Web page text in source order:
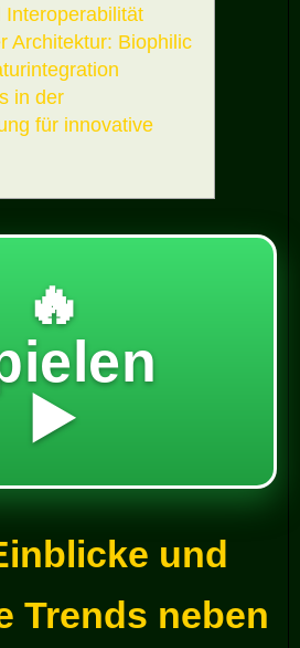
Interoperabilität
Architektur: Biophilic
in der
für innovative
🔥
▶️
und
Trends neben